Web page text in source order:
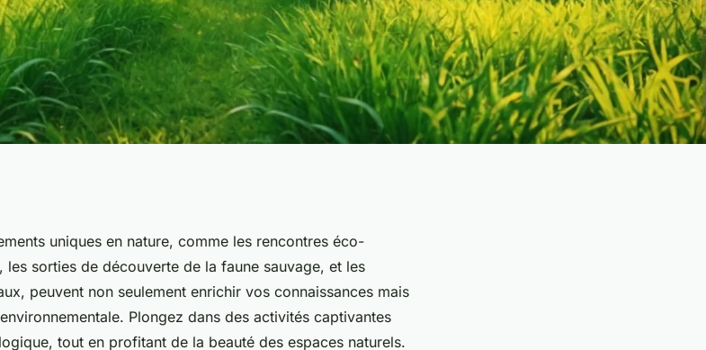
inspirants
uniques en nature, comme les rencontres éco-
sorties de découverte de la faune sauvage, et les
peuvent non seulement enrichir vos connaissances mais
Plongez dans des activités captivantes
tout en profitant de la beauté des espaces naturels.